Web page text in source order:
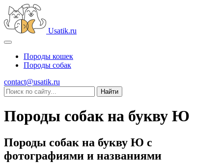
Usatik.ru
Породы кошек
Породы собак
contact@usatik.ru
Породы собак на букву Ю
Породы собак на букву Ю с
фотографиями и названиями